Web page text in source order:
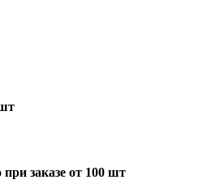
заказе от 100 шт